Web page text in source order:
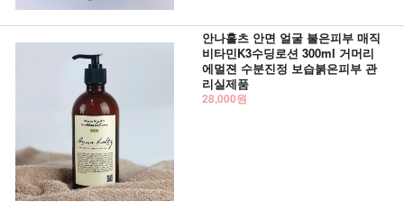
안나홀츠 안면 얼굴 불은피부 매직
비타민K3수딩로션 300ml 거머리
에멀젼 수분진정 보습붉은피부 관
리실제품
28,000원